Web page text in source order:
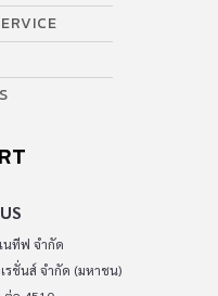
นทีฟ จำกัด
รชั่นส์ จำกัด (มหาชน)